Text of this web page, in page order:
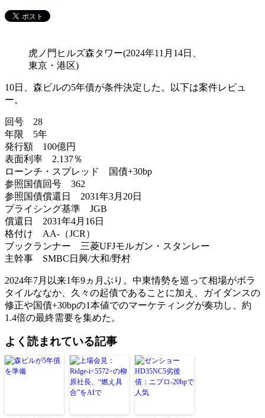
虎ノ門ヒルズ森タワー(2024年11月14日、
東京・港区)
10日、森ビルの5年債が条件決定した。以下は案件レビュ
ー。
回号 28
年限 5年
発行額 100億円
表面利率 2.137％
ローンチ・スプレッド 国債+30bp
参照国債回号 362
参照国債償還日 2031年3月20日
プライシング基準 JGB
償還日 2031年4月16日
格付け AA-（JCR）
ブックランナー 三菱UFJモルガン・スタンレー
主幹事 SMBC日興/大和/野村
2024年7月以来1年9ヵ月ぶり。中東情勢を巡って相場がボラ
タイルななか、久々の起債であることに加え、ガイダンスの
修正や国債+30bpの1本値でのマーケティングが奏功し、約
1.4倍の最終需要を集めた。
よく読まれている記事